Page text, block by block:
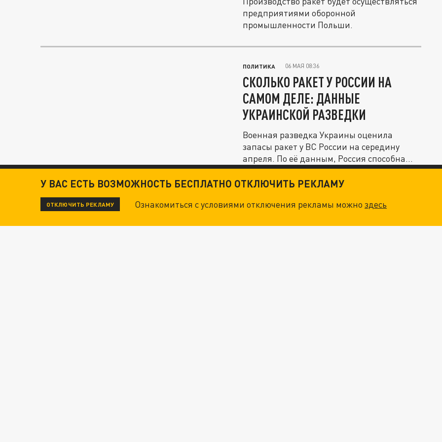
предприятиями оборонной
промышленности Польши.
ПОЛИТИКА 06 МАЯ 08:36
СКОЛЬКО РАКЕТ У РОССИИ НА
САМОМ ДЕЛЕ: ДАННЫЕ
УКРАИНСКОЙ РАЗВЕДКИ
Военная разведка Украины оценила
запасы ракет у ВС России на середину
апреля. По её данным, Россия способна...
У ВАС ЕСТЬ ВОЗМОЖНОСТЬ БЕСПЛАТНО ОТКЛЮЧИТЬ РЕКЛАМУ
ОТКЛЮЧИТЬ РЕКЛАМУ Ознакомиться с условиями отключения рекламы можноздесь